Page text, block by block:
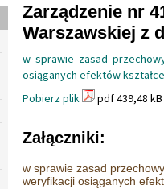
Zarządzenie nr
Warszawskiej z
w sprawie zasad
osiąganych efektów
Pobierz plik
pdf 439,48 kB
Załączniki:
w sprawie zasad
weryfikacji osiąganych